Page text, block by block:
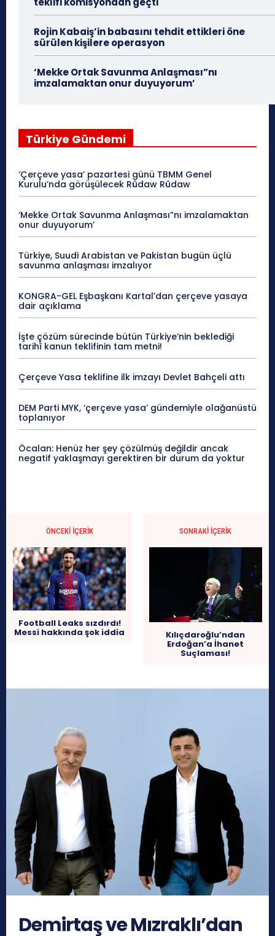
Rojin Kabaiş’in babasını tehdit ettikleri öne
sürülen kişilere operasyon
‘Mekke Ortak Savunma Anlaşması”nı
imzalamaktan onur duyuyorum’
Türkiye Gündemi
‘Çerçeve yasa’ pazartesi günü TBMM Genel
Kurulu’nda görüşülecek Rûdaw Rûdaw
‘Mekke Ortak Savunma Anlaşması”nı imzalamaktan
onur duyuyorum’
Türkiye, Suudi Arabistan ve Pakistan bugün üçlü
savunma anlaşması imzalıyor
KONGRA-GEL Eşbaşkanı Kartal’dan çerçeve yasaya
dair açıklama
İşte çözüm sürecinde bütün Türkiye’nin beklediği
tarihî kanun teklifinin tam metni!
Çerçeve Yasa teklifine ilk imzayı Devlet Bahçeli attı
DEM Parti MYK, ‘çerçeve yasa’ gündemiyle olağanüstü
toplanıyor
Öcalan: Henüz her şey çözülmüş değildir ancak
negatif yaklaşmayı gerektiren bir durum da yoktur
ÖNCEKI İÇERIK
Football Leaks sızdırdı!
Messi hakkında şok iddia
SONRAKI İÇERIK
Kılıçdaroğlu’ndan
Erdoğan’a İhanet
Suçlaması!